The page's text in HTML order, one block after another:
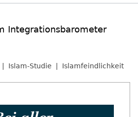
Integrationsbarometer
Islam-Studie Islamfeindlichkeit